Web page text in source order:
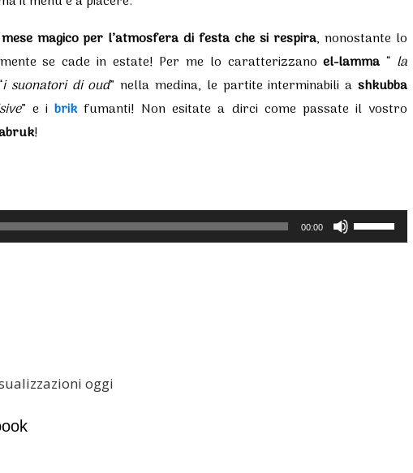
magico per l’atmosfera di festa che si respira, nonostante lo
se cade in estate! Per me lo caratterizzanoel-lamma “ la
i suonatori di oud” nella medina, le partite interminabili a shkubba
” e i brik fumanti! Non esitate a dirci come passate il vostro
!
00:00
Usa
i
oggi